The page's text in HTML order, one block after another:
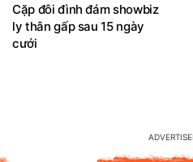
Cặp đôi đình đám showbiz
ly thân gấp sau 15 ngày
cưới